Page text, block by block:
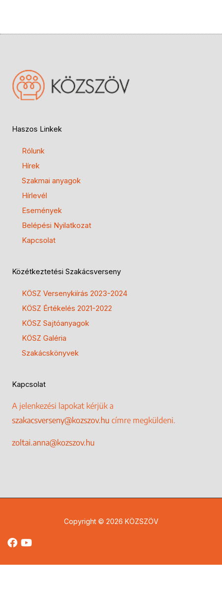
Haszos Linkek
Rólunk
Hírek
Szakmai anyagok
Hírlevél
Események
Belépési Nyilatkozat
Kapcsolat
Közétkeztetési Szakácsverseny
KÖSZ Versenykiírás 2023-2024
KÖSZ Értékelés 2021-2022
KÖSZ Sajtóanyagok
KÖSZ Galéria
Szakácskönyvek
Kapcsolat
A jelenkezési lapokat kérjük a
szakacsverseny@kozszov.hu címre megküldeni.
zoltai.anna@kozszov.hu
Copyright © 2026 KÖZSZÖV